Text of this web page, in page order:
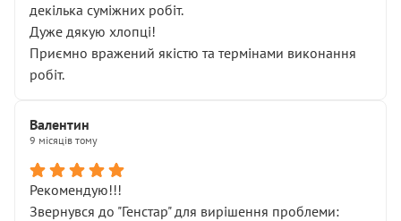
декілька суміжних робіт.
Дуже дякую хлопці!
Приємно вражений якістю та термінами виконання
робіт.
Валентин
9 місяців тому
Рекомендую!!!
Звернувся до "Генстар" для вирішення проблеми: